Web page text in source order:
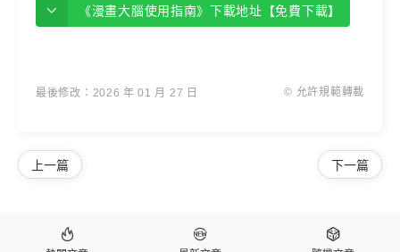
《漫畫大腦使用指南》下載地址【免費下載】
最後修改：2026 年 01 月 27 日 © 允許規範轉載
下一篇
上一篇
  